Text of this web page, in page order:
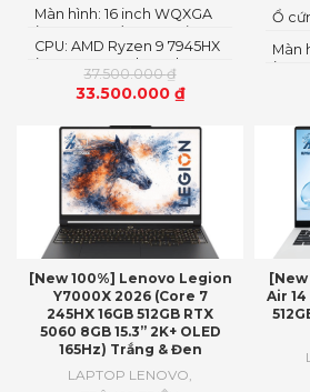
37.500.000₫
33.500.000 ₫
CPU: AMD Ryzen 9 7945HX
(16 cores x 32 threads, 2.5
up to 5.4GHz, 64MB
Cache)
Màn hình: 16 inch WQXGA
(2560 x 1600), IPS, Anti-
Glare, Non-Touch,
100%sRGB, 300 nits, 240Hz,
LED Backlight, Narrow
Bezel, Low Blue Light
Màn
Ổ
[New 100%] Lenovo Legion
Y7000X 2026 (Core 7
245HX 16GB 512GB RTX
5060 8GB 15.3” 2K+ OLED
165Hz) Trắng & Đen
LAPTOP LENOVO,
Air 14